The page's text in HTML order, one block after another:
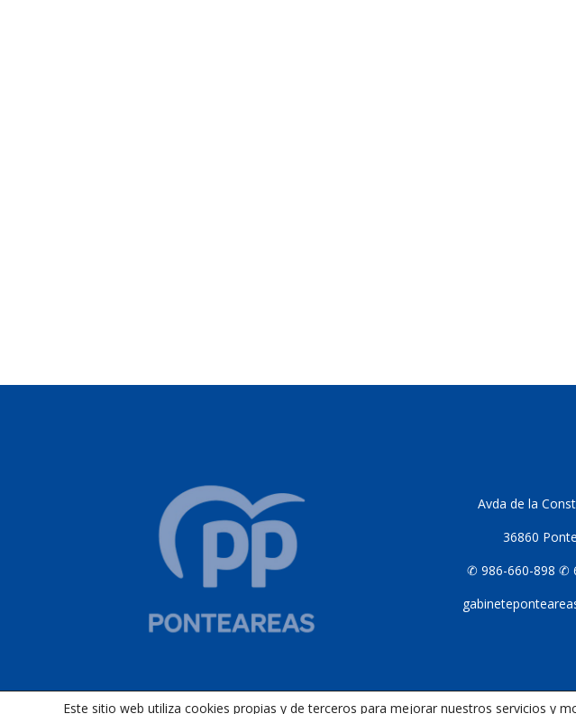
Avda de la
36860
✆ 986-660-898 ✆
Este sitio web utiliza cookies propias y de terceros para mejorar nuestros servicios y